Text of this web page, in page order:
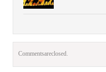
Comments are closed.